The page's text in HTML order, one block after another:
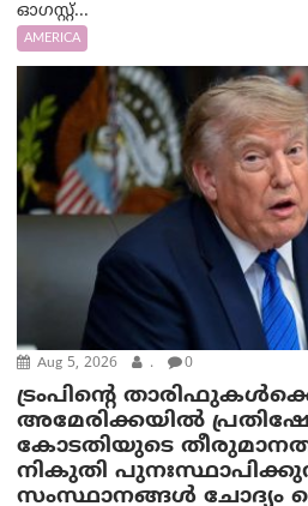
ഓഗസ്റ്റ്...
AMERICA
Aug 5, 2026 . 0
ട്രംപിന്റെ
അമേരിക്കയില്‍
കോടതിയുടെ
നികുതി
സംസ്ഥാനങ്ങൾ ചോദ്യം